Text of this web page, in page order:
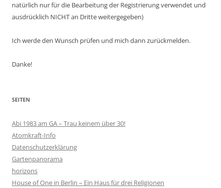
natürlich nur für die Bearbeitung der Registrierung verwendet und
ausdrücklich NICHT an Dritte weitergegeben)
Ich werde den Wunsch prüfen und mich dann zurückmelden.
Danke!
SEITEN
Abi 1983 am GA – Trau keinem über 30!
Atomkraft-Info
Datenschutzerklärung
Gartenpanorama
horizons
House of One in Berlin – Ein Haus für drei Religionen